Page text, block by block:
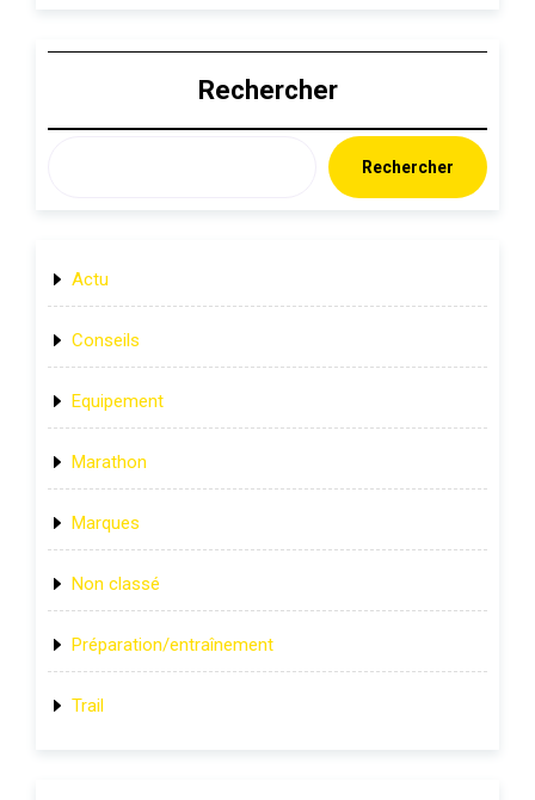
Rechercher
Rechercher
Actu
Conseils
Equipement
Marathon
Marques
Non classé
Préparation/entraînement
Trail